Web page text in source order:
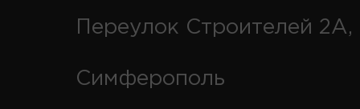
Переулок Строителей 2А,
Симферополь